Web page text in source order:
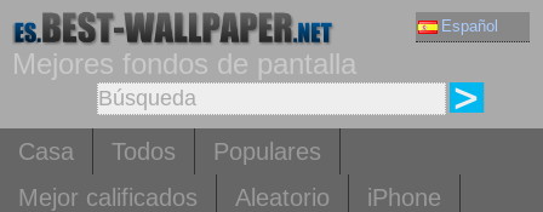
Español
Mejores fondos de pantalla
Casa Todos
Populares
Mejor calificados
Aleatorio
iPhone